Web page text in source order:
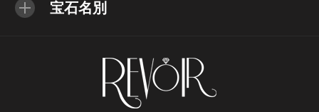
宝石名別